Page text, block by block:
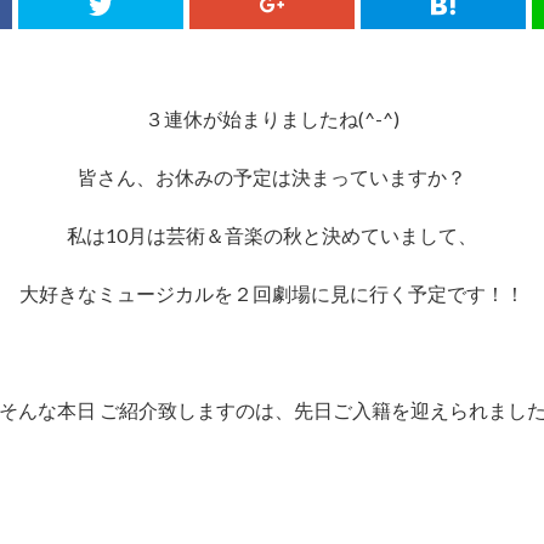
３連休が始まりましたね(^-^)
皆さん、お休みの予定は決まっていますか？
私は10月は芸術＆音楽の秋と決めていまして、
大好きなミュージカルを２回劇場に見に行く予定です！！
んな本日 ご紹介致しますのは、先日ご入籍を迎えられまし